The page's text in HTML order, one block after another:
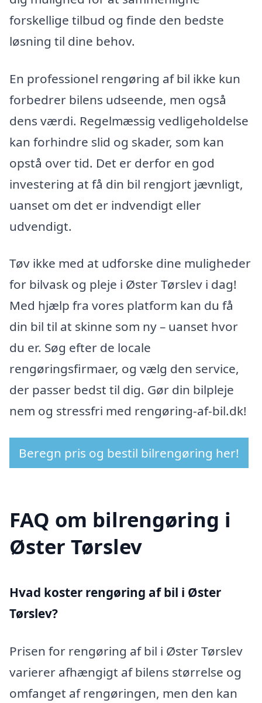
forskellige tilbud og finde den bedste
løsning til dine behov.
En professionel rengøring af bil ikke kun
forbedrer bilens udseende, men også
dens værdi. Regelmæssig vedligeholdelse
kan forhindre slid og skader, som kan
opstå over tid. Det er derfor en god
investering at få din bil rengjort jævnligt,
uanset om det er indvendigt eller
udvendigt.
Tøv ikke med at udforske dine muligheder
for bilvask og pleje i Øster Tørslev i dag!
Med hjælp fra vores platform kan du få
din bil til at skinne som ny – uanset hvor
du er. Søg efter de locale
rengøringsfirmaer, og vælg den service,
der passer bedst til dig. Gør din bilpleje
nem og stressfri med rengøring-af-bil.dk!
Beregn pris og bestil bilrengøring her!
FAQ om bilrengøring i
Øster Tørslev
Hvad koster rengøring af bil i Øster
Tørslev?
Prisen for rengøring af bil i Øster Tørslev
varierer afhængigt af bilens størrelse og
omfanget af rengøringen, men den kan